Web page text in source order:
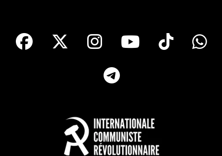
facebook Instagram
Youtube
Tik